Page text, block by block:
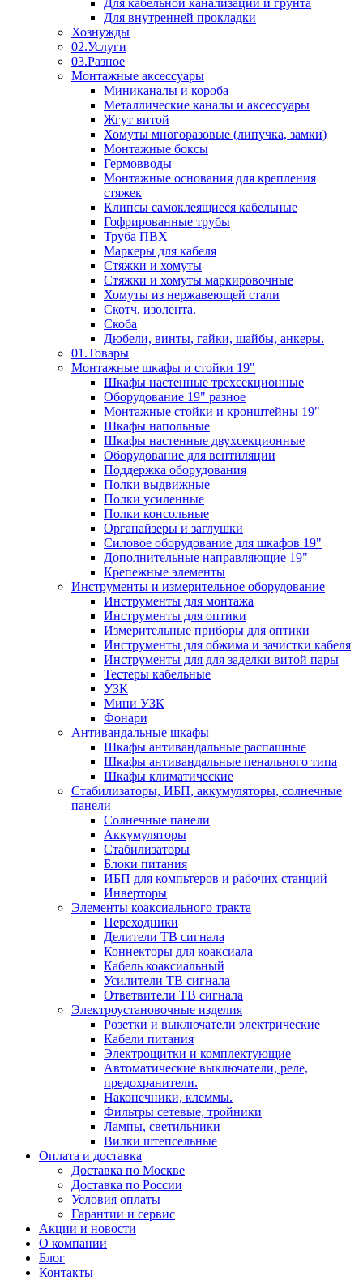
Для кабельной канализации и грунта
Для внутренней прокладки
Хознужды
02.Услуги
03.Разное
Монтажные аксессуары
Миниканалы и короба
Металлические каналы и аксессуары
Жгут витой
Хомуты многоразовые (липучка, замки)
Монтажные боксы
Гермовводы
Монтажные основания для крепления
стяжек
Клипсы самоклеящиеся кабельные
Гофрированные трубы
Труба ПВХ
Маркеры для кабеля
Стяжки и хомуты
Стяжки и хомуты маркировочные
Хомуты из нержавеющей стали
Скотч, изолента.
Скоба
Дюбели, винты, гайки, шайбы, анкеры.
01.Товары
Монтажные шкафы и стойки 19"
Шкафы настенные трехсекционные
Оборудование 19" разное
Монтажные стойки и кронштейны 19"
Шкафы напольные
Шкафы настенные двухсекционные
Оборудование для вентиляции
Поддержка оборудования
Полки выдвижные
Полки усиленные
Полки консольные
Органайзеры и заглушки
Силовое оборудование для шкафов 19"
Дополнительные направляющие 19"
Крепежные элементы
Инструменты и измерительное оборудование
Инструменты для монтажа
Инструменты для оптики
Измерительные приборы для оптики
Инструменты для обжима и зачистки кабеля
Инструменты для для заделки витой пары
Тестеры кабельные
УЗК
Мини УЗК
Фонари
Антивандальные шкафы
Шкафы антивандальные распашные
Шкафы антивандальные пенального типа
Шкафы климатические
Стабилизаторы, ИБП, аккумуляторы, солнечные
панели
Солнечные панели
Аккумуляторы
Стабилизаторы
Блоки питания
ИБП для компьтеров и рабочих станций
Инверторы
Элементы коаксиального тракта
Переходники
Делители ТВ сигнала
Коннекторы для коаксиала
Кабель коаксиальный
Усилители ТВ сигнала
Ответвители ТВ сигнала
Электроустановочные изделия
Розетки и выключатели электрические
Кабели питания
Электрощитки и комплектующие
Автоматические выключатели, реле,
предохранители.
Наконечники, клеммы.
Фильтры сетевые, тройники
Лампы, светильники
Вилки штепсельные
Оплата и доставка
Доставка по Москве
Доставка по России
Условия оплаты
Гарантии и сервис
Акции и новости
О компании
Блог
Контакты